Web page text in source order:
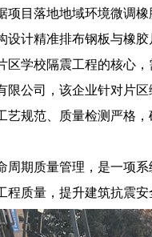
项目落地地域环境微调
设计精准排布钢板与橡
区学校隔震工程的核心
限公司，该企业针对片
艺规范、质量检测严格
周期质量管理，是一项
程质量，提升建筑抗震